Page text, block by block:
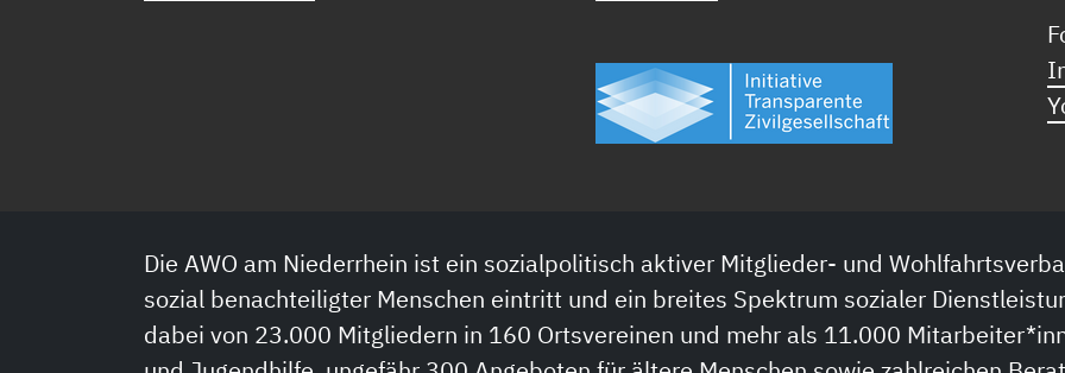
Die AWO am Niederrhein ist ein sozialpolitisch aktiver Mitglieder- und
sozial benachteiligter Menschen eintritt und ein breites Spektrum sozialer
dabei von 23.000 Mitgliedern in 160 Ortsvereinen und mehr als 11.000